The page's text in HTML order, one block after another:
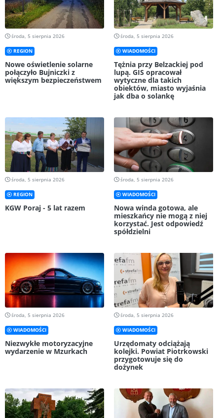
środa, 5 sierpnia 2026
REGION
Nowe oświetlenie solarne
połączyło Bujniczki z
większym bezpieczeństwem
środa, 5 sierpnia 2026
WIADOMOŚCI
Tężnia przy Belzackiej pod
lupą. GIS opracował
wytyczne dla takich
obiektów, miasto wyjaśnia
jak dba o solankę
środa, 5 sierpnia 2026
REGION
KGW Poraj - 5 lat razem
środa, 5 sierpnia 2026
WIADOMOŚCI
Nowa winda gotowa, ale
mieszkańcy nie mogą z niej
korzystać. Jest odpowiedź
spółdzielni
środa, 5 sierpnia 2026
WIADOMOŚCI
Niezwykłe motoryzacyjne
wydarzenie w Mzurkach
środa, 5 sierpnia 2026
WIADOMOŚCI
Urzędomaty odciążają
kolejki. Powiat Piotrkowski
przygotowuje się do
dożynek